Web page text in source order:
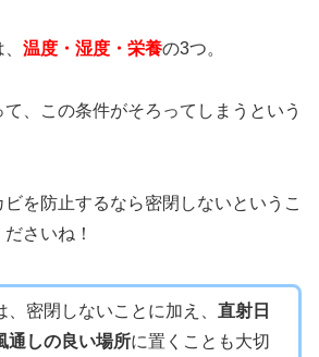
温度・湿度・栄養の3つ。
、この条件がそろってしまうという
を防止するなら密閉しないというこ
さいね！
密閉しないことに加え、 直射日
通しの良い場所に置くことも大切